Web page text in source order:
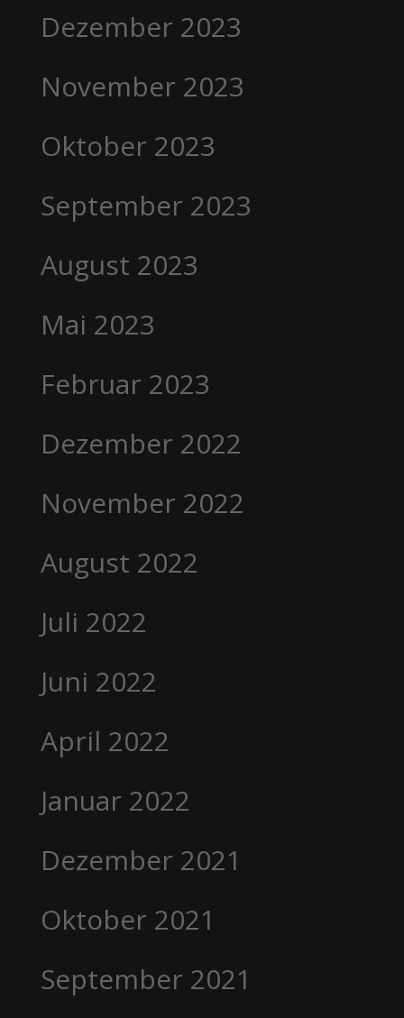
Dezember 2023
November 2023
Oktober 2023
September 2023
August 2023
Mai 2023
Februar 2023
Dezember 2022
November 2022
August 2022
Juli 2022
Juni 2022
April 2022
Januar 2022
Dezember 2021
Oktober 2021
September 2021